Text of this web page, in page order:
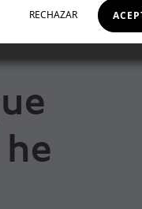
RECHAZAR